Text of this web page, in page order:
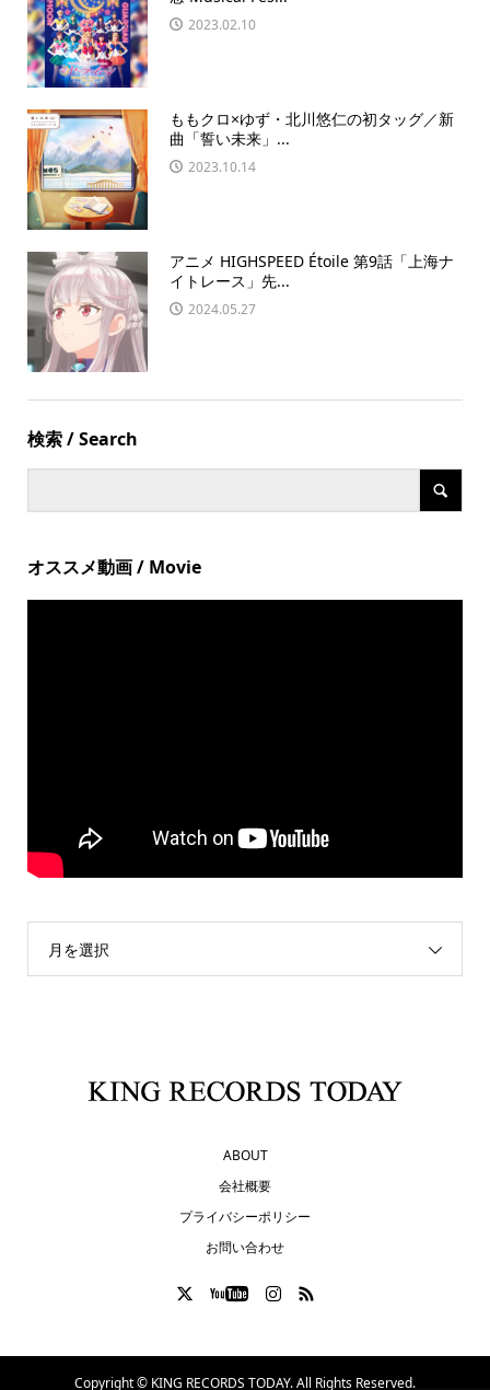
2023.02.10
ももクロ×ゆず・北川悠仁の初タッグ／新
曲「誓い未来」...
2023.10.14
アニメ HIGHSPEED Étoile 第9話「上海ナ
イトレース」先...
2024.05.27
検索 / Search
オススメ動画 / Movie
月を選択
ABOUT
会社概要
プライバシーポリシー
お問い合わせ
Copyright © KING RECORDS TODAY. All Rights Reserved.